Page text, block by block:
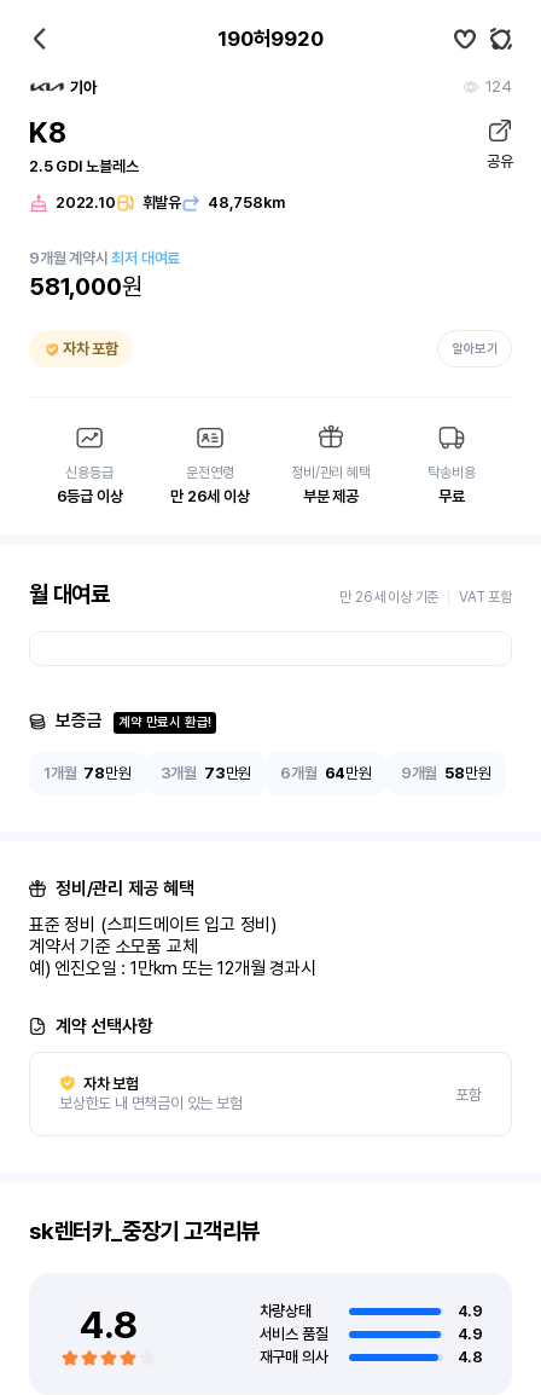
190허9920
기아 124
K8
2.5 GDI 노블레스 공유
2022.10 휘발유 48,758km
9개월 계약시최저 대여료
581,000원
자차 포함 알아보기
신용등급
6등급 이상
운전연령
만 26세 이상
정비/관리 혜택
부분 제공
탁송비용
무료
월 대여료 만 26세 이상 기준 VAT 포함
보증금 계약 만료시 환급!
1개월 78만원 3개월 73만원 6개월 64만원 9개월 58만원
정비/관리 제공 혜택
표준 정비 (스피드메이트 입고 정비)
계약서 기준 소모품 교체
예) 엔진오일 : 1만km 또는 12개월 경과시
계약 선택사항
자차 보험
보상한도 내 면책금이 있는 보험
포함
sk렌터카_중장기 고객리뷰
4.8 차량상태
4.9
서비스 품질
4.9
재구매 의사
4.8